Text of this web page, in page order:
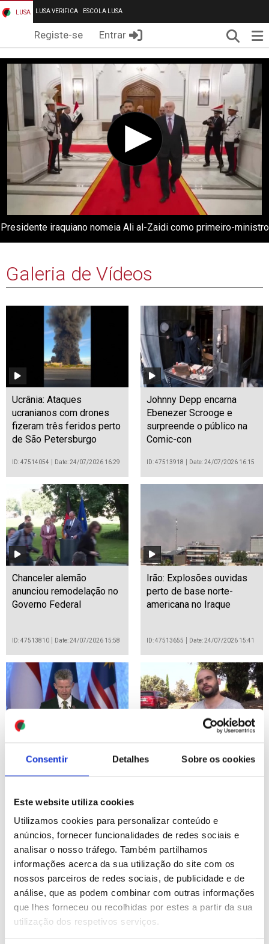
Consentir Detalhes Sobre os cookies
Este website utiliza cookies
Utilizamos cookies para personalizar conteúdo e
anúncios, fornecer funcionalidades de redes sociais e
analisar o nosso tráfego. Também partilhamos
informações acerca da sua utilização do site com os
nossos parceiros de redes sociais, de publicidade e de
análise, que as podem combinar com outras informações
que lhes forneceu ou recolhidas por estes a partir da sua
utilização dos respetivos serviços.
LUSA LUSA VERIFICA ESCOLA LUSA
Registe-se Entrar
Presidente iraquiano nomeia Ali al-Zaidi como primeiro-ministro
Galeria de Vídeos
Ucrânia: Ataques
ucranianos com drones
fizeram três feridos perto
de São Petersburgo
ID: 47514054 Date: 24/07/2026 16:29
Johnny Depp encarna
Ebenezer Scrooge e
surpreende o público na
Comic-con
ID: 47513918 Date: 24/07/2026 16:15
Chanceler alemão
anunciou remodelação no
Governo Federal
ID: 47513810 Date: 24/07/2026 15:58
Irão: Explosões ouvidas
perto de base norte-
americana no Iraque
ID: 47513655 Date: 24/07/2026 15:41
ASEAN dá as boas-vindas
Cooperação
ID: 47513611 Date: 24/07/2026 15:21
Região de Madrid vive
ID: 47513419 Date: 24/07/2026 14:46